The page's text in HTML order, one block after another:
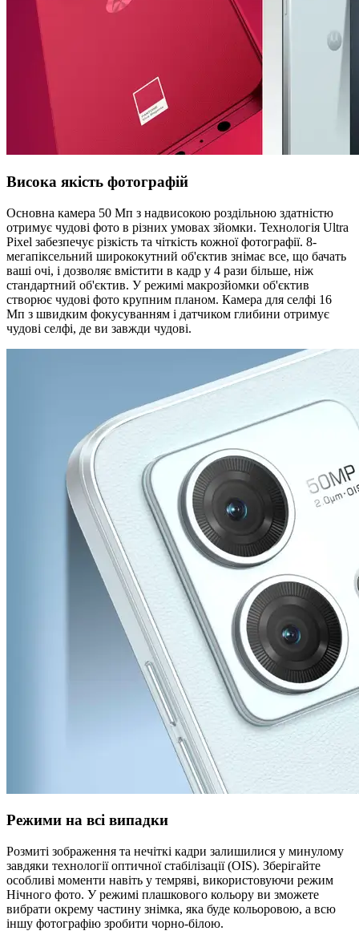
Висока якість фотографій
Основна камера 50 Мп з надвисокою роздільною здатністю
отримує чудові фото в різних умовах зйомки. Технологія Ultra
Pixel забезпечує різкість та чіткість кожної фотографії. 8-
мегапіксельний ширококутний об'єктив знімає все, що бачать
ваші очі, і дозволяє вмістити в кадр у 4 рази більше, ніж
стандартний об'єктив. У режимі макрозйомки об'єктив
створює чудові фото крупним планом. Камера для селфі 16
Мп з швидким фокусуванням і датчиком глибини отримує
чудові селфі, де ви завжди чудові.
Режими на всі випадки
Розмиті зображення та нечіткі кадри залишилися у минулому
завдяки технології оптичної стабілізації (OIS). Зберігайте
особливі моменти навіть у темряві, використовуючи режим
Нічного фото. У режимі плашкового кольору ви зможете
вибрати окрему частину знімка, яка буде кольоровою, а всю
іншу фотографію зробити чорно-білою.